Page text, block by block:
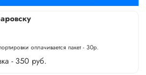
оплачивается пакет - 30р.
- 350 руб.